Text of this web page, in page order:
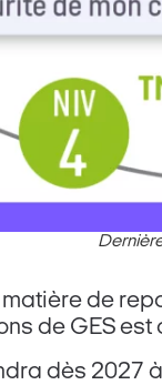
de
de GES est
dès 2027